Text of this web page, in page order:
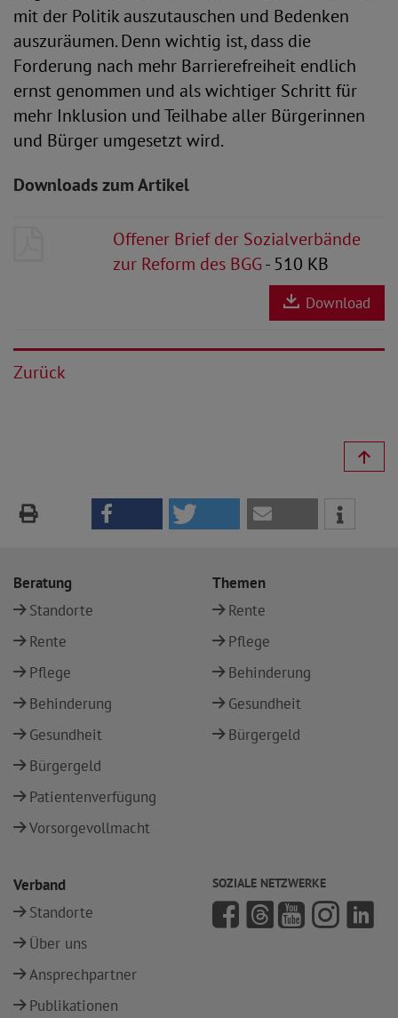
mit der Politik auszutauschen und Bedenken
auszuräumen. Denn wichtig ist, dass die
Forderung nach mehr Barrierefreiheit endlich
ernst genommen und als wichtiger Schritt für
mehr Inklusion und Teilhabe aller Bürgerinnen
und Bürger umgesetzt wird.
Downloads zum Artikel
Offener Brief der Sozialverbände
zur Reform des BGG- 510 KB
Download
Zurück
Beratung
Standorte
Rente
Pflege
Behinderung
Gesundheit
Bürgergeld
Patientenverfügung
Vorsorgevollmacht
Themen
Rente
Pflege
Behinderung
Gesundheit
Bürgergeld
Verband
Standorte
Über uns
Ansprechpartner
Publikationen
SOZIALE NETZWERKE